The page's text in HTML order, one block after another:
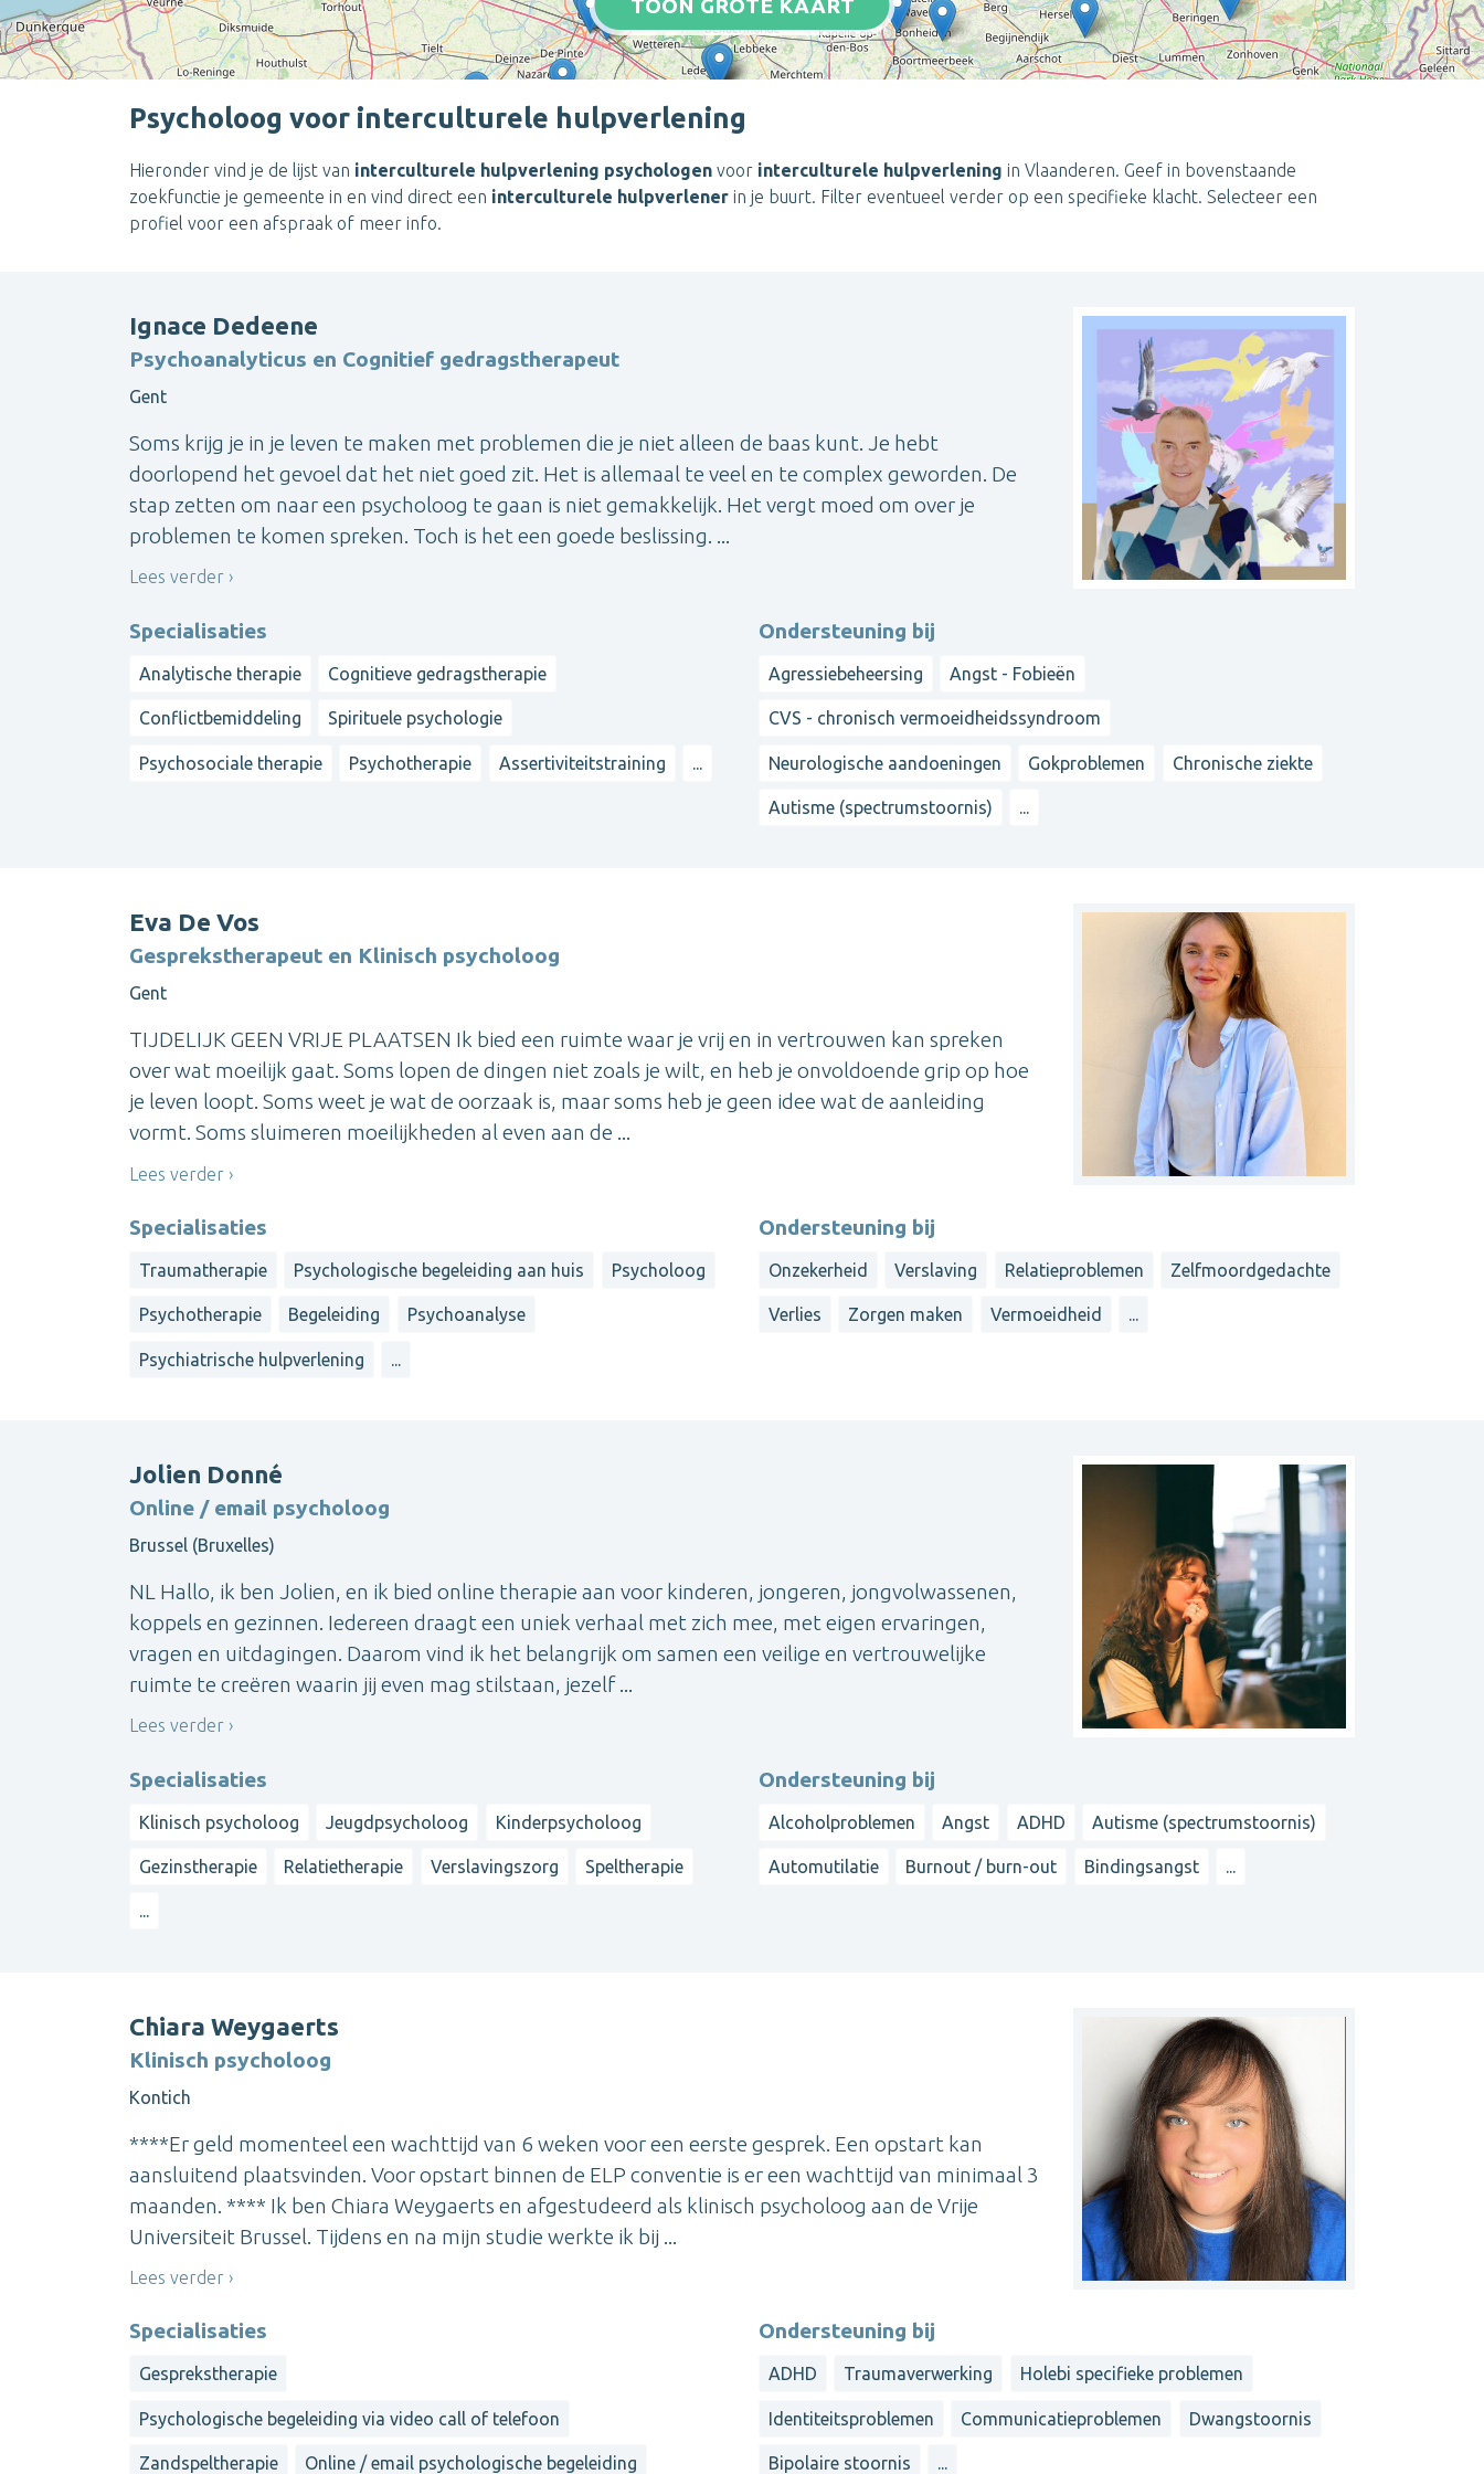
TOON GROTE KAART
Psycholoog voor interculturele hulpverlening
Hieronder vind je de lijst van interculturele hulpverlening psychologen voor interculturele hulpverlening in Vlaanderen. Geef in bovenstaande
zoekfunctie je gemeente in en vind direct een interculturele hulpverlener in je buurt. Filter eventueel verder op een specifieke klacht. Selecteer een
profiel voor een afspraak of meer info.
Ignace Dedeene
Psychoanalyticus en Cognitief gedragstherapeut
Gent
Soms krijg je in je leven te maken met problemen die je niet alleen de baas kunt. Je hebt
doorlopend het gevoel dat het niet goed zit. Het is allemaal te veel en te complex geworden. De
stap zetten om naar een psycholoog te gaan is niet gemakkelijk. Het vergt moed om over je
problemen te komen spreken. Toch is het een goede beslissing. ...
Lees verder
Specialisaties
Analytische therapie Cognitieve gedragstherapie
Conflictbemiddeling Spirituele psychologie
Psychosociale therapie Psychotherapie Assertiviteitstraining
Ondersteuning bij
Agressiebeheersing Angst - Fobieën
CVS - chronisch vermoeidheidssyndroom
Neurologische aandoeningen Gokproblemen Chronische ziekte
Autisme (spectrumstoornis) ...
Eva De Vos
Gesprekstherapeut en Klinisch psycholoog
Gent
TIJDELIJK GEEN VRIJE PLAATSEN Ik bied een ruimte waar je vrij en in vertrouwen kan spreken
over wat moeilijk gaat. Soms lopen de dingen niet zoals je wilt, en heb je onvoldoende grip op hoe
je leven loopt. Soms weet je wat de oorzaak is, maar soms heb je geen idee wat de aanleiding
vormt. Soms sluimeren moeilijkheden al even aan de ...
Lees verder
Specialisaties
Traumatherapie Psychologische begeleiding aan huis Psycholoog
Psychotherapie Begeleiding Psychoanalyse
Psychiatrische hulpverlening ...
Ondersteuning bij
Onzekerheid Verslaving Relatieproblemen Zelfmoordgedachte
Verlies Zorgen maken Vermoeidheid ...
Jolien Donné
Online / email psycholoog
Brussel (Bruxelles)
NL Hallo, ik ben Jolien, en ik bied online therapie aan voor kinderen, jongeren, jongvolwassenen,
koppels en gezinnen. Iedereen draagt een uniek verhaal met zich mee, met eigen ervaringen,
vragen en uitdagingen. Daarom vind ik het belangrijk om samen een veilige en vertrouwelijke
ruimte te creëren waarin jij even mag stilstaan, jezelf ...
Lees verder
Specialisaties
Klinisch psycholoog Jeugdpsycholoog Kinderpsycholoog
Gezinstherapie Relatietherapie Verslavingszorg Speltherapie
...
Ondersteuning bij
Alcoholproblemen Angst ADHD Autisme (spectrumstoornis)
Automutilatie Burnout / burn-out Bindingsangst ...
Chiara Weygaerts
Klinisch psycholoog
Kontich
****Er geld momenteel een wachttijd van 6 weken voor een eerste gesprek. Een opstart kan
aansluitend plaatsvinden. Voor opstart binnen de ELP conventie is er een wachttijd van minimaal 3
maanden. **** Ik ben Chiara Weygaerts en afgestudeerd als klinisch psycholoog aan de Vrije
Universiteit Brussel. Tijdens en na mijn studie werkte ik bij ...
Lees verder
Specialisaties
Gesprekstherapie
Psychologische begeleiding via video call of telefoon
Zandspeltherapie Online / email psychologische begeleiding
Ondersteuning bij
ADHD Traumaverwerking Holebi specifieke problemen
Identiteitsproblemen Communicatieproblemen Dwangstoornis
Bipolaire stoornis ...